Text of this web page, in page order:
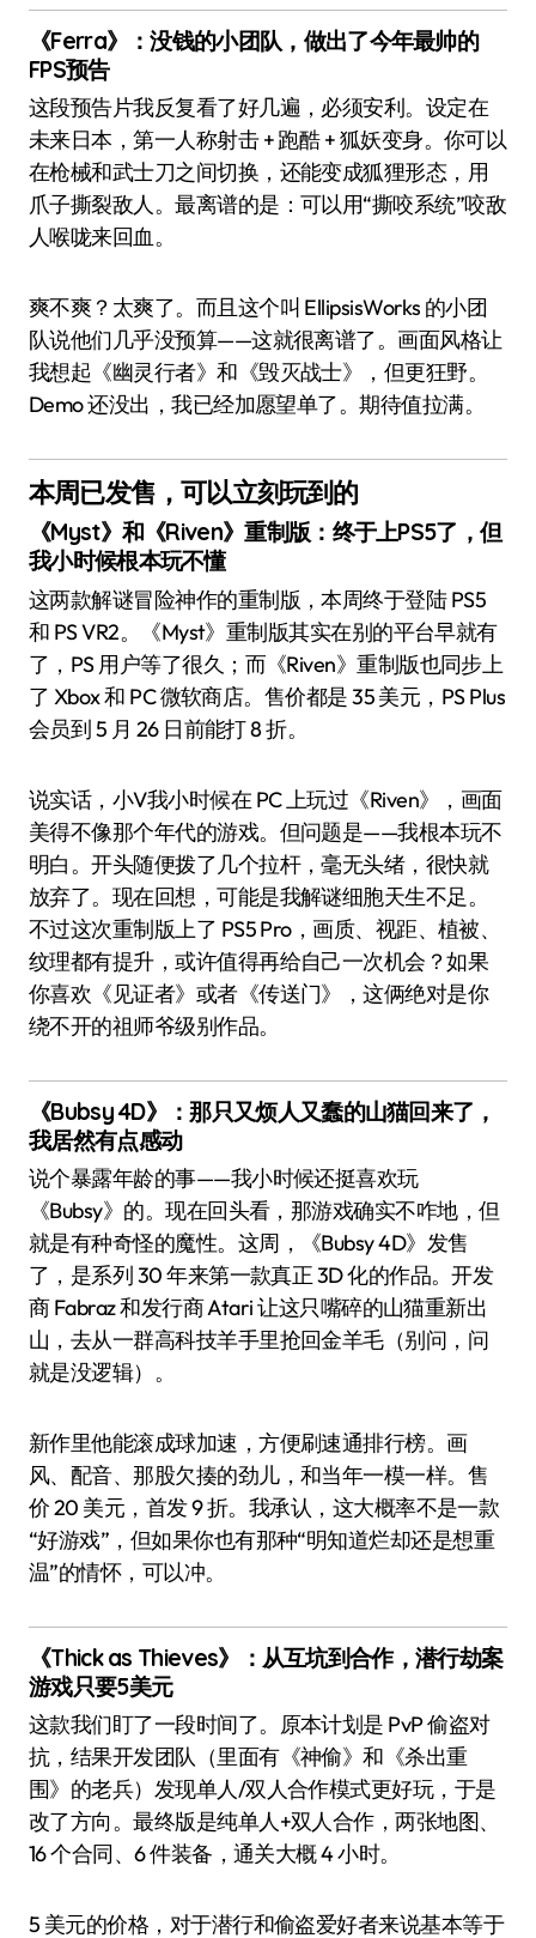
《Ferra》：没钱的小团队，做出了今年最帅的
FPS预告
这段预告片我反复看了好几遍，必须安利。设定在
未来日本，第一人称射击 + 跑酷 + 狐妖变身。你可以
在枪械和武士刀之间切换，还能变成狐狸形态，用
爪子撕裂敌人。最离谱的是：可以用“撕咬系统”咬敌
人喉咙来回血。
爽不爽？太爽了。而且这个叫 EllipsisWorks 的小团
队说他们几乎没预算——这就很离谱了。画面风格让
我想起《幽灵行者》和《毁灭战士》，但更狂野。
Demo 还没出，我已经加愿望单了。期待值拉满。
本周已发售，可以立刻玩到的
《Myst》和《Riven》重制版：终于上PS5了，但
我小时候根本玩不懂
这两款解谜冒险神作的重制版，本周终于登陆 PS5
和 PS VR2。《Myst》重制版其实在别的平台早就有
了，PS 用户等了很久；而《Riven》重制版也同步上
了 Xbox 和 PC 微软商店。售价都是 35 美元，PS Plus
会员到 5 月 26 日前能打 8 折。
说实话，小V我小时候在 PC 上玩过《Riven》，画面
美得不像那个年代的游戏。但问题是——我根本玩不
明白。开头随便拨了几个拉杆，毫无头绪，很快就
放弃了。现在回想，可能是我解谜细胞天生不足。
不过这次重制版上了 PS5 Pro，画质、视距、植被、
纹理都有提升，或许值得再给自己一次机会？如果
你喜欢《见证者》或者《传送门》，这俩绝对是你
绕不开的祖师爷级别作品。
《Bubsy 4D》：那只又烦人又蠢的山猫回来了，
我居然有点感动
说个暴露年龄的事——我小时候还挺喜欢玩
《Bubsy》的。现在回头看，那游戏确实不咋地，但
就是有种奇怪的魔性。这周，《Bubsy 4D》发售
了，是系列 30 年来第一款真正 3D 化的作品。开发
商 Fabraz 和发行商 Atari 让这只嘴碎的山猫重新出
山，去从一群高科技羊手里抢回金羊毛（别问，问
就是没逻辑）。
新作里他能滚成球加速，方便刷速通排行榜。画
风、配音、那股欠揍的劲儿，和当年一模一样。售
价 20 美元，首发 9 折。我承认，这大概率不是一款
“好游戏”，但如果你也有那种“明知道烂却还是想重
温”的情怀，可以冲。
《Thick as Thieves》：从互坑到合作，潜行劫案
游戏只要5美元
这款我们盯了一段时间了。原本计划是 PvP 偷盗对
抗，结果开发团队（里面有《神偷》和《杀出重
围》的老兵）发现单人/双人合作模式更好玩，于是
改了方向。最终版是纯单人+双人合作，两张地图、
16 个合同、6 件装备，通关大概 4 小时。
5 美元的价格，对于潜行和偷盗爱好者来说基本等于